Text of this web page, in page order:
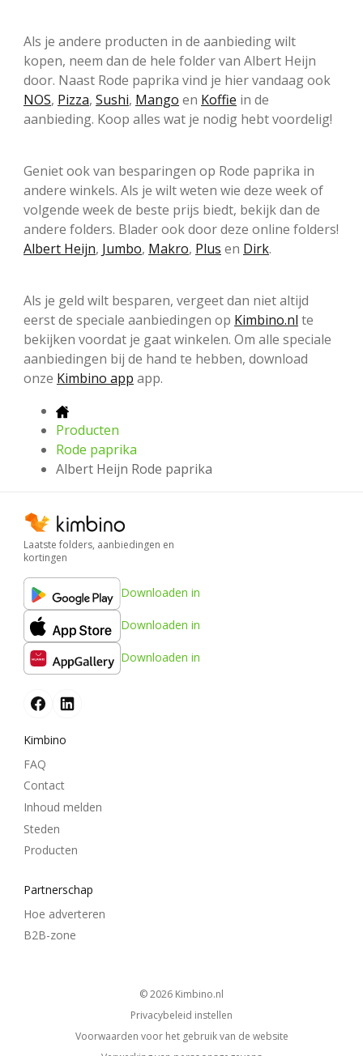
Als je andere producten in de aanbieding wilt
kopen, neem dan de hele folder van Albert Heijn
door. Naast Rode paprika vind je hier vandaag ook
NOS, Pizza, Sushi, Mango en Koffie in de
aanbieding. Koop alles wat je nodig hebt voordelig!
Geniet ook van besparingen op Rode paprika in
andere winkels. Als je wilt weten wie deze week of
volgende week de beste prijs biedt, bekijk dan de
andere folders. Blader ook door deze online folders!
Albert Heijn, Jumbo, Makro, Plus en Dirk.
Als je geld wilt besparen, vergeet dan niet altijd
eerst de speciale aanbiedingen op Kimbino.nl te
bekijken voordat je gaat winkelen. Om alle speciale
aanbiedingen bij de hand te hebben, download
onze Kimbino app app.
Producten
Rode paprika
Albert Heijn Rode paprika
Laatste folders, aanbiedingen en
kortingen
Downloaden in
Downloaden in
Downloaden in
Kimbino
FAQ
Contact
Inhoud melden
Steden
Producten
Partnerschap
Hoe adverteren
B2B-zone
© 2026
kimbino.nl
Privacybeleid instellen
Voorwaarden voor het gebruik van de website